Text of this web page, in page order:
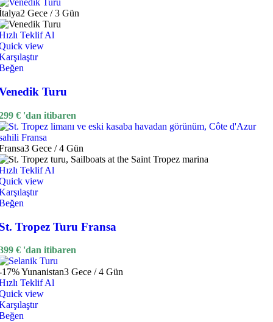
2 Gece / 3 Gün
Teklif Al
view
Turu
€ 'dan itibaren
3 Gece / 4 Gün
Teklif Al
view
Tropez Turu Fransa
€ 'dan itibaren
17%Yunanistan3 Gece / 4 Gün
Teklif Al
view